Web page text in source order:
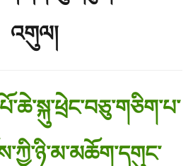
འགུལ།